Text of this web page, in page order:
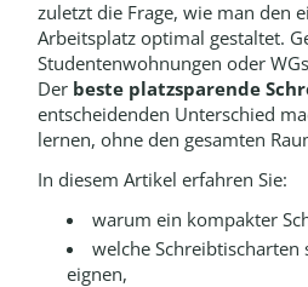
zuletzt die Frage, wie man den
Arbeitsplatz optimal gestaltet.
Studentenwohnungen oder
Der beste platzsparende
entscheidenden Unterschied
lernen, ohne den gesamten
In diesem Artikel erfahren Sie:
warum ein kompakter
welche Schreibtischarten
eignen,